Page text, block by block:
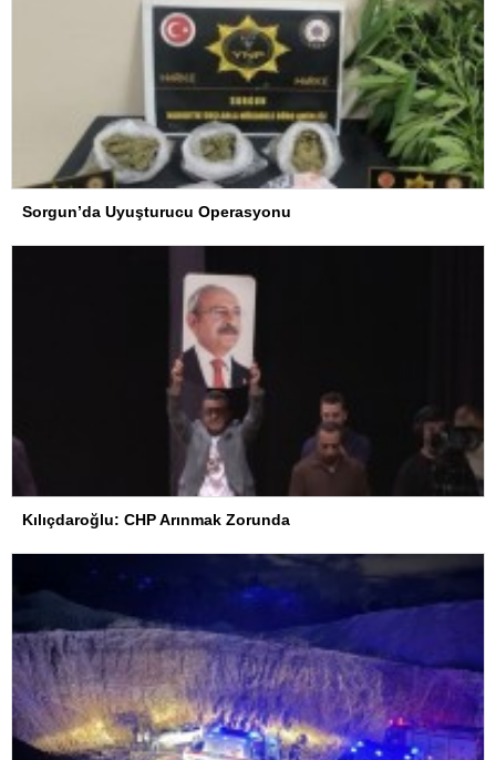
Sorgun’da Uyuşturucu Operasyonu
Kılıçdaroğlu: CHP Arınmak Zorunda